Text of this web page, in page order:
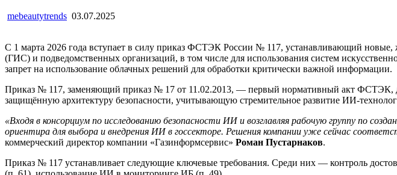
mebeautytrends 03.07.2025
С 1 марта 2026 года вступает в силу приказ ФСТЭК России № 117, устанавливающий
(ГИС) и подведомственных организаций, в том числе для использования систем
запрет на использование облачных решений для обработки критически важной информации.
Приказ № 117, заменяющий приказ № 17 от 11.02.2013, — первый нормативный акт ФСТЭК,
защищённую архитектуру безопасности, учитывающую стремительное развитие ИИ-
«Входя в консорциум по исследованию безопасности ИИ и возглавляя рабочую группу по
ориентира для выбора и внедрения ИИ в госсекторе. Решения компании уже сейчас
коммерческий директор компании «Газинформсервис» Роман Пустарнаков.
Приказ № 117 устанавливает следующие ключевые требования. Среди них — контроль